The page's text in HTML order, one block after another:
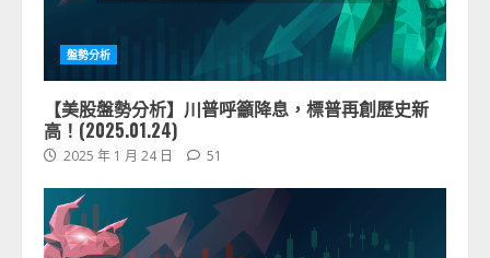
盤勢分析
【美股盤勢分析】川普呼籲降息，標普再創歷史新
高！(2025.01.24)
2025 年 1 月 24 日 51